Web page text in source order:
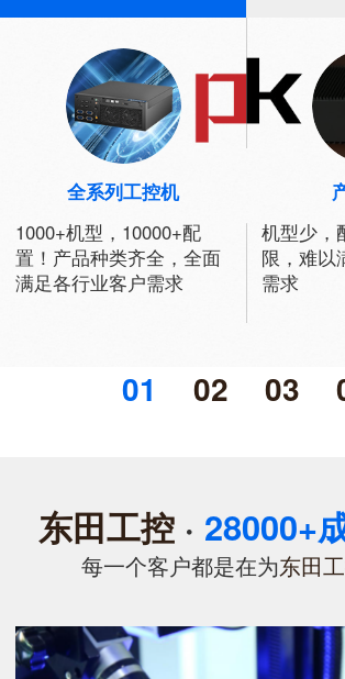
全系列工控机
1000+机型，10000+配
置！产品种类齐全，全面
满足各行业客户需求
机型少，
限，难以
需求
01 02 03
东田工控 · 28000+
每一个客户都是在为东田